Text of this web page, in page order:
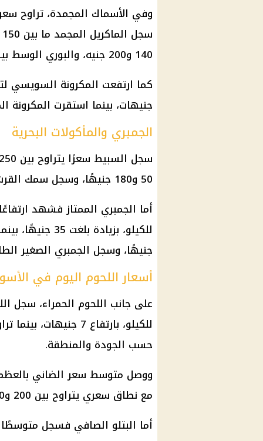
140 و200 جنيه، والبوري الوسط بين 100 و130 جنيهًا.
جنيهات، بينما استقرت المكرونة المجمدة
الجمبري والمأكولات البحرية
50 و180 جنيهًا، وسجل سمك القرش ما بين 100 و150 جنيهًا.
جنيهًا، وسجل الجمبري الصغير الطازج ما بين
أسعار اللحوم اليوم في
حسب الجودة والمنطقة.
مع نطاق سعري يتراوح بين 200 و500 جنيه للكيلو.